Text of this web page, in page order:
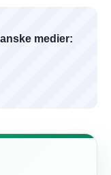
medier: